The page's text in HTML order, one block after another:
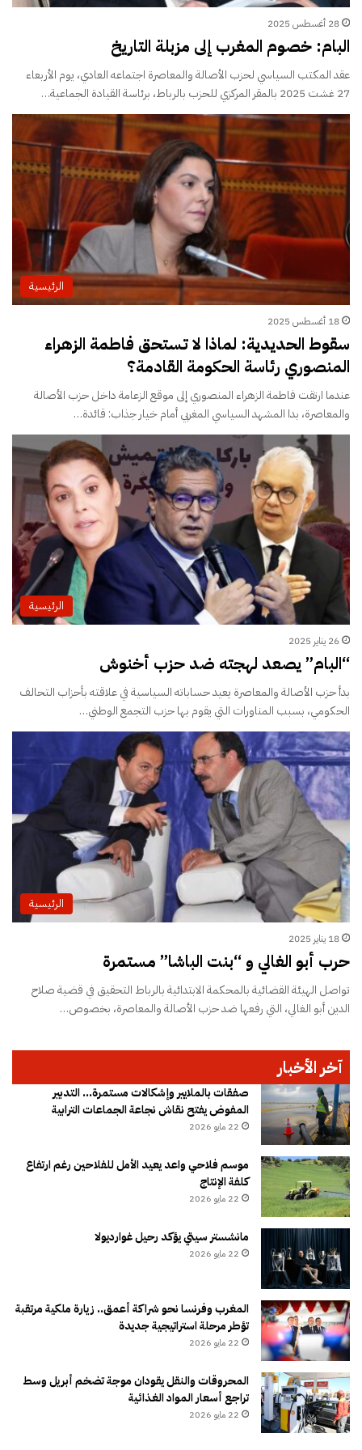
28 أغسطس 2025
البام: خصوم المغرب إلى مزبلة التاريخ
عقد المكتب السياسي لحزب الأصالة والمعاصرة اجتماعه العادي، يوم الأربعاء
27 غشت 2025 بالمقر المركزي للحزب بالرباط، برئاسة القيادة الجماعية…
الرئيسية
18 أغسطس 2025
سقوط الحديدية: لماذا لا تستحق فاطمة الزهراء
المنصوري رئاسة الحكومة القادمة؟
عندما ارتقت فاطمة الزهراء المنصوري إلى موقع الزعامة داخل حزب الأصالة
والمعاصرة، بدا المشهد السياسي المغربي أمام خيار جذاب: قائدة…
الرئيسية
26 يناير 2025
“البام” يصعد لهجته ضد حزب أخنوش
بدأ حزب الأصالة والمعاصرة يعيد حساباته السياسية في علاقته بأحزاب التحالف
الحكومي، بسبب المناورات التي يقوم بها حزب التجمع الوطني…
الرئيسية
18 يناير 2025
حرب أبو الغالي و “بنت الباشا” مستمرة
تواصل الهيئة القضائية بالمحكمة الابتدائية بالرباط التحقيق في قضية صلاح
الدين أبو الغالي، التي رفعها ضد حزب الأصالة والمعاصرة، بخصوص…
آخر الأخبار
صفقات بالملايير وإشكالات مستمرة… التدبير
المفوض يفتح نقاش نجاعة الجماعات الترابية
22 مايو 2026
موسم فلاحي واعد يعيد الأمل للفلاحين رغم ارتفاع
كلفة الإنتاج
22 مايو 2026
مانشستر سيتي يؤكد رحيل غوارديولا
22 مايو 2026
المغرب وفرنسا نحو شراكة أعمق.. زيارة ملكية مرتقبة
تؤطر مرحلة استراتيجية جديدة
22 مايو 2026
المحروقات والنقل يقودان موجة تضخم أبريل وسط
تراجع أسعار المواد الغذائية
22 مايو 2026